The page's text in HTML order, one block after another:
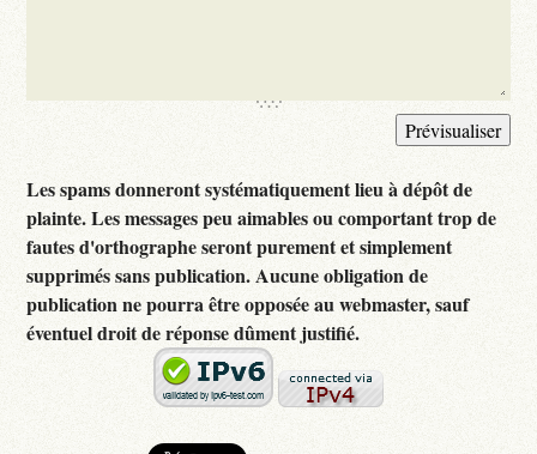
Les spams donneront systématiquement lieu à dépôt de
plainte. Les messages peu aimables ou comportant trop de
fautes d'orthographe seront purement et simplement
supprimés sans publication. Aucune obligation de
publication ne pourra être opposée au webmaster, sauf
éventuel droit de réponse dûment justifié.